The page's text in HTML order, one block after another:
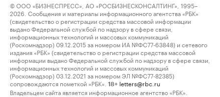
© ООО «БИЗНЕСПРЕСС», АО «РОСБИЗНЕСКОНСАЛТИНГ», 1995–
2026. Сообщения и материалы информационного агентства «РБК»
(свидетельство о регистрации средства массовой информации
выдано Федеральной службой по надзору в сфере связи,
информационных технологий и массовых коммуникаций
(Роскомнадзор) 09.12.2015 за номером ИА №ФС77-63848) и сетевого
издания «РБК» (свидетельство о регистрации средства массовой
информации выдано Федеральной службой по надзору в сфере связи,
информационных технологий и массовых коммуникаций
(Роскомнадзор) 03.12.2021 за номером ЭЛ №ФС77-82385)
сопровождаются пометкой «РБК».
18+ letters@rbc.ru
Владельцем сайта является информационное агентство «РБК».